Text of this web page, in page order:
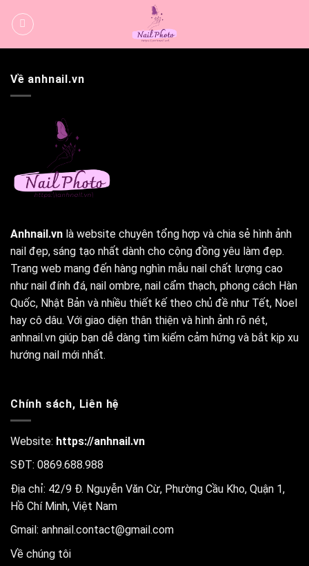
qua
Về anhnail.vn
Anhnail.vn là website chuyên tổng hợp và chia sẻ hình ảnh
nail đẹp, sáng tạo nhất dành cho cộng đồng yêu làm đẹp.
Trang web mang đến hàng nghìn mẫu nail chất lượng cao
như nail đính đá, nail ombre, nail cẩm thạch, phong cách Hàn
Quốc, Nhật Bản và nhiều thiết kế theo chủ đề như Tết, Noel
hay cô dâu. Với giao diện thân thiện và hình ảnh rõ nét,
anhnail.vn giúp bạn dễ dàng tìm kiếm cảm hứng và bắt kịp xu
hướng nail mới nhất.
Chính sách, Liên hệ
Website: https://anhnail.vn
SĐT: 0869.688.988
Địa chỉ: 42/9 Đ. Nguyễn Văn Cừ, Phường Cầu Kho, Quận 1,
Hồ Chí Minh, Việt Nam
Gmail: anhnail.contact@gmail.com
Về chúng tôi